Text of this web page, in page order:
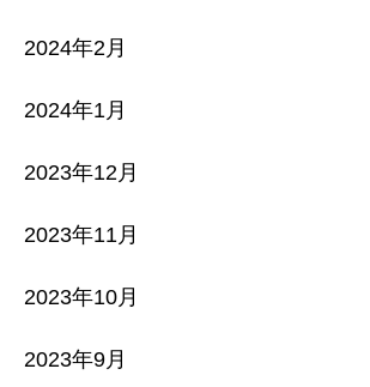
2024年2月
2024年1月
2023年12月
2023年11月
2023年10月
2023年9月